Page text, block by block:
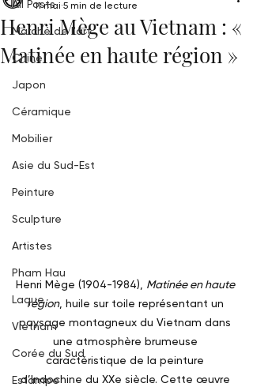
All Posts
Marché de l'art
Chine
Japon
Céramique
Mobilier
Asie du Sud-Est
Peinture
Sculpture
Artistes
Pham Hau
Laque
Vietnam
Corée du Sud
Estampe
Henri Mège au Vietnam : «
Matinée en haute région »
11 mai 5 min de lecture
Henri Mège (1904-1984), Matinée en haute
région, huile sur toile représentant un
paysage montagneux du Vietnam dans
une atmosphère brumeuse
caractéristique de la peinture
d’Indochine du XXe siècle. Cette œuvre